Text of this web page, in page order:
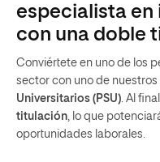
especialista
con una doble
Conviértete en uno de los
sector con uno de nuestros
Universitarios (PSU) . Al
titulación , lo que
oportunidades laborales.